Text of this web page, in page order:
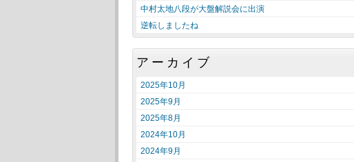
中村太地八段が大盤解説会に出演
逆転しましたね
アーカイブ
2025年10月
2025年9月
2025年8月
2024年10月
2024年9月